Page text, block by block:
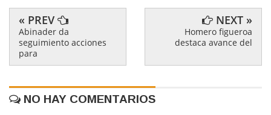
« PREV
Abinader da
seguimiento acciones
para
NEXT »
Homero figueroa
destaca avance del
NO HAY COMENTARIOS